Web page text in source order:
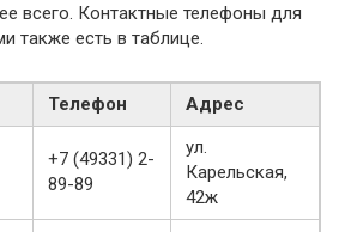
всего. Контактные телефоны для
также есть в таблице.
Телефон Адрес
+7 (49331) 2-
89-89
ул.
Карельская,
42ж